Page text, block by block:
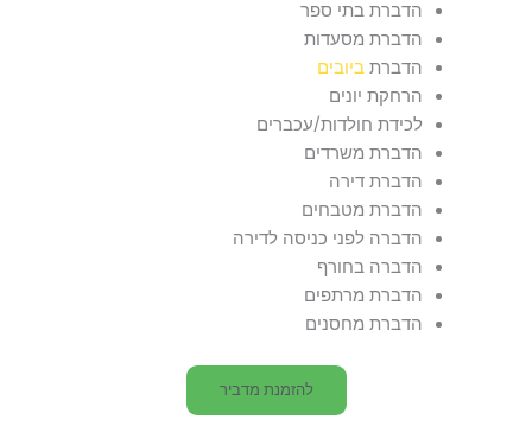
הדברת בתי ספר
הדברת מסעדות
הדברת ביובים
הרחקת יונים
לכידת חולדות/עכברים
הדברת משרדים
הדברת דירה
הדברת מטבחים
הדברה לפני כניסה לדירה
הדברה בחורף
הדברת מרתפים
הדברת מחסנים
להזמנת מדביר